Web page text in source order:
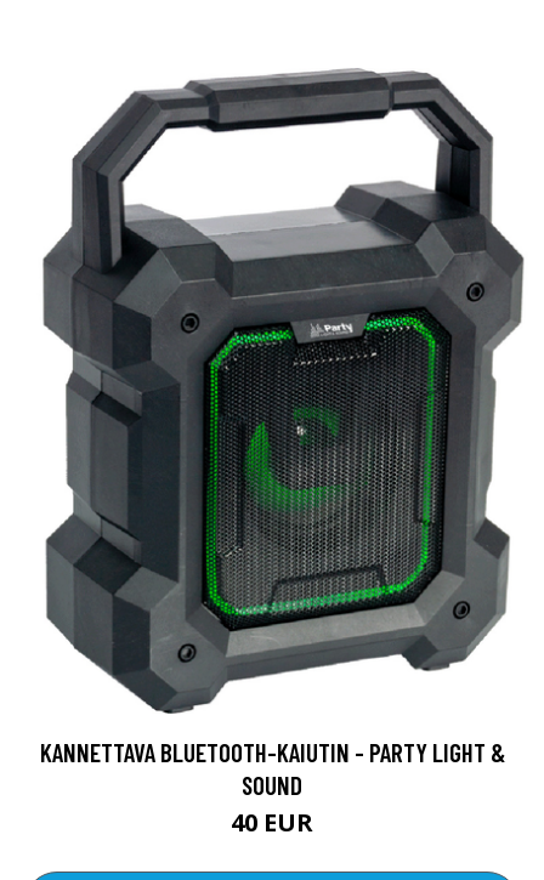
KANNETTAVA BLUETOOTH-KAIUTIN - PARTY LIGHT &
SOUND
40 EUR